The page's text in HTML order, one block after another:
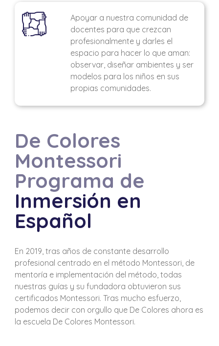
Apoyar a nuestra comunidad de
docentes para que crezcan
profesionalmente y darles el
espacio para hacer lo que aman:
observar, diseñar ambientes y ser
modelos para los niños en sus
propias comunidades.
De Colores
Montessori
Programa de
Inmersión en
Español
En 2019, tras años de constante desarrollo
profesional centrado en el método Montessori, de
mentoría e implementación del método, todas
nuestras guías y su fundadora obtuvieron sus
certificados Montessori. Tras mucho esfuerzo,
podemos decir con orgullo que De Colores ahora es
la escuela De Colores Montessori.